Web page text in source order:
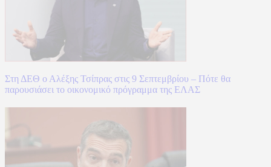
Στη ΔΕΘ ο Αλέξης Τσίπρας στις 9 Σεπτεμβρίου – Πότε θα
παρουσιάσει το οικονομικό πρόγραμμα της ΕΛΑΣ